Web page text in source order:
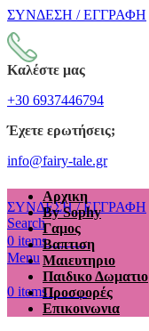
ΣΥΝΔΕΣΗ / ΕΓΓΡΑΦΗ
Καλέστε μας
+30 6937446794
Έχετε ερωτήσεις;
info@fairy-tale.gr
ΣΥΝΔΕΣΗ / ΕΓΓΡΑΦΗ
Search
0 items €0.00
Menu
0 items €0.00
Αρχικη
By Sophy
Γαμος
Βαπτιση
Μαιευτηριο
Παιδικο Δωματιο
Προσφορές
Επικοινωνια